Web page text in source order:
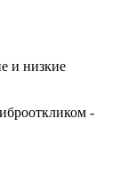
и низкие